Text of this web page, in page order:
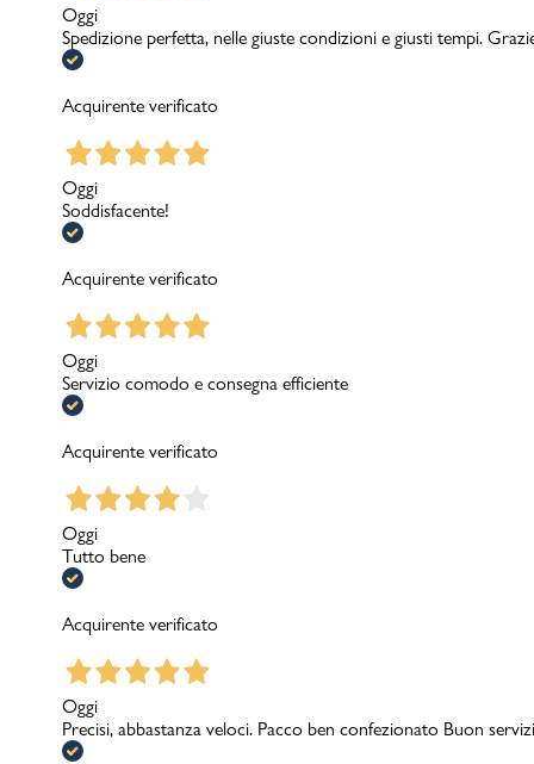
Oggi
Spedizione perfetta, nelle giuste condizioni e giusti tempi.
Acquirente verificato
Oggi
Soddisfacente!
Acquirente verificato
Oggi
Servizio comodo e consegna efficiente
Acquirente verificato
Oggi
Tutto bene
Acquirente verificato
Oggi
Precisi, abbastanza veloci. Pacco ben confezionato Buon